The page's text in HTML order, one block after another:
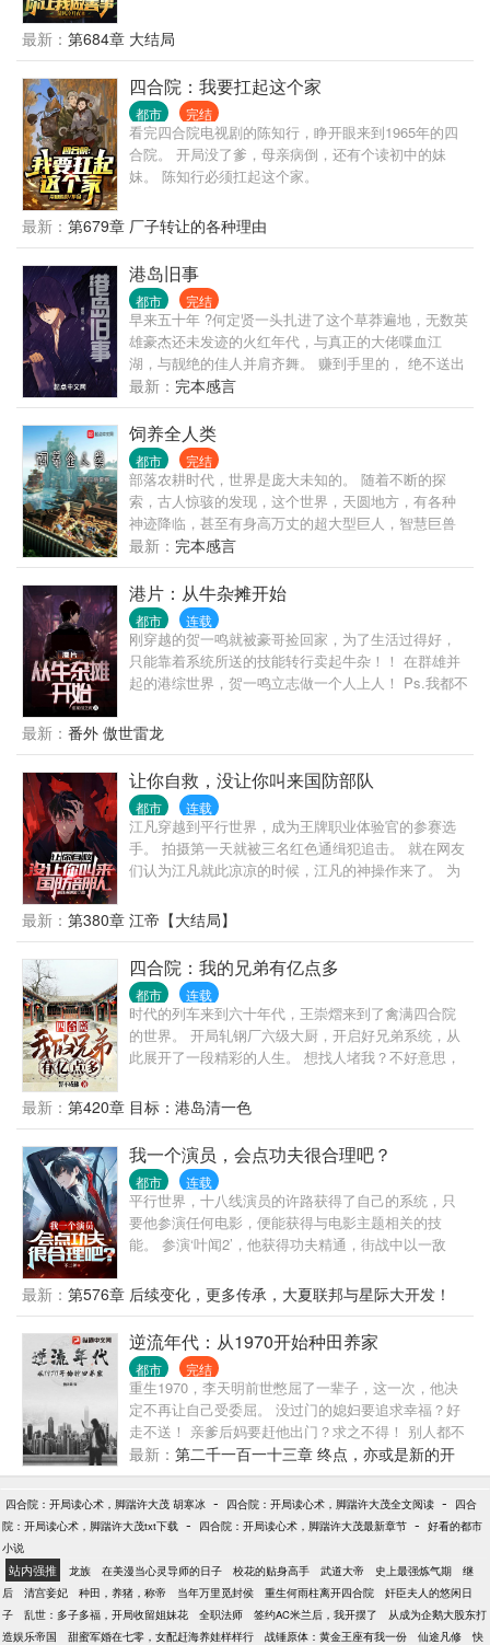
100点。” “恭喜你率领小弟做起了正当生意，奖励善功
500点。” “恭喜你资助福利院五百万，奖励善功5000
点。” ...... 在发现善功能够用来兑换各种东西后，沈栋
彻底爱上了做善事。 黄志诚：一千万善款？你确定捐
款人是洪兴的扛把子？ 李文彬：很难相信这个与孩子
们玩在一起的人是个江湖大佬。 陆启昌：沈栋有慈善
护体，我们动不了他。 ...... 我是洪兴扛把子沈栋，一
不留神，从一个古惑仔变成了港岛最有名的大富豪和
最新： 第684章 大结局
四合院：我要扛起这个家
都市 完结
看完四合院电视剧的陈知行，睁开眼来到1965年的四
合院。 开局没了爹，母亲病倒，还有个读初中的妹
妹。 陈知行必须扛起这个家。
最新： 第679章 厂子转让的各种理由
港岛旧事
都市 完结
早来五十年 ?何定贤一头扎进了这个草莽遍地，无数英
雄豪杰还未发迹的火红年代，与真正的大佬喋血江
湖，与靓绝的佳人并肩齐舞。 赚到手里的， 绝不送出
去！
最新： 完本感言
饲养全人类
都市 完结
部落农耕时代，世界是庞大未知的。 随着不断的探
索，古人惊骇的发现，这个世界，天圆地方，有各种
神迹降临，甚至有身高万丈的超大型巨人，智慧巨兽
的身影神秘出现，踩踏山川、破碎大地。 数百年后，
在这样险恶的环境下，人们与巨兽搏斗，终于建立徇
烂的苏美尔文明。 这一日，智慧巨人忽然彻底降临，
踩踏整片山村河流，亡国灭种。 天地崩坏，城池倒
塌， 神祗降临，降罪众生？ “不好意思，你们只是生
活在我家大院果园的蚂蚁，地面到处都是，不小心路
过的时候，把你们踩死了而已。” 自家院子里的沙盘种
田流，放牧沙盘里的人族与各个世界。 书友群：
最新： 完本感言
港片：从牛杂摊开始
都市 连载
刚穿越的贺一鸣就被豪哥捡回家，为了生活过得好，
只能靠着系统所送的技能转行卖起牛杂！！ 在群雄并
起的港综世界，贺一鸣立志做一个人上人！ Ps.我都不
最新： 番外 傲世雷龙
让你自救，没让你叫来国防部队
都市 连载
江凡穿越到平行世界，成为王牌职业体验官的参赛选
手。 拍摄第一天就被三名红色通缉犯追击。 就在网友
们认为江凡就此凉凉的时候，江凡的神操作来了。 为
如果我被绑架，为了引起部队关注我把国防光缆弄
断，算不算紧急避险？ 网友:好家伙，报警警察来需要
二十分钟，挖断国防电缆军队过来只需要两分钟，不
过最后劫匪都出来重新做人了，你还在里边蹲着！ 通
缉犯:喂，110吗，我实名举报有人破坏国防设备……
媒体:蒙面热心市民将破坏国防设施的敌特分子扭送公
安机关 …… 就在众人以为江凡的神操作到此结束时，
谁料这仅仅是一个新的开始。 博物馆当保安，遇见歹
政公司洗地毯，没想到洗出各种奇葩的东西，你把客
户全部送进去？ 汽车修理店当学徒，你改装拖拉机去
秋名山飙车，秒杀一众豪华跑车？ 众网友:本以为开局
是巅峰，没想到小丑竟是我自己
最新： 第380章 江帝【大结局】
四合院：我的兄弟有亿点多
都市 连载
时代的列车来到六十年代，王崇熠来到了禽满四合院
的世界。 开局轧钢厂六级大厨，开启好兄弟系统，从
此展开了一段精彩的人生。 想找人堵我？不好意思，
弟！ 想去街道办举报我？不好意思，街道办主任我兄
弟！ 王崇熠一杯小酒，一口美食，没事逗逗小娇妻。
但事情总是来在他。 既然如此，那就别怪我不客气！
在这个风起云涌的时代，王崇熠带着一众兄弟，笑看
风云起。 蓦然回首，王崇熠成为了搅弄风云的人！
最新： 第420章 目标：港岛清一色
我一个演员，会点功夫很合理吧？
都市 连载
平行世界，十八线演员的许路获得了自己的系统，只
要他参演任何电影，便能获得与电影主题相关的技
能。 参演‘叶闻2’，他获得功夫精通，街战中以一敌
许风表示：我一个演员，会点功夫很合理吧！ 粉丝：
都被请去警局喝茶了，你觉得合理吗？ 参演鉴宝片，
他获得文物鉴赏与造假工艺，在古玩一条街成功捡
漏，开局十万倍利润。 参演推理片，他获得破案精通
与犯罪精通，提出完美犯罪理论，让警方如临大敌。
参演盗墓片，他获得十六字风水秘术绝技，直言某地
有大墓，再度被请去局里喝茶。 …… 当仙侠剧组慕名
而来找到他的时候，所有粉丝全都绷不住了！
最新： 第576章 后续变化，更多传承，大夏联邦与星际大开发！
【大结局】
逆流年代：从1970开始种田养家
都市 完结
重生1970，李天明前世憋屈了一辈子，这一次，他决
定不再让自己受委屈。 没过门的媳妇要追求幸福？好
走不送！ 亲爹后妈要赶他出门？求之不得！ 别人都不
看好他，偏偏他最争气，不但自家小日子过得红红火
火，还带着全村人一起兴办集体企业，实现共同富
裕。 南有华西，北有大邱？ 不好意思，天下第一村的
名号归我了。
最新： 第二千一百一十三章 终点，亦或是新的开
始
四合院：开局读心术，脚踹许大茂 胡寒冰 - 四合院：开局读心术，脚踹许大茂全文阅读 -
四合
院：开局读心术，脚踹许大茂txt下载 - 四合院：开局读心术，脚踹许大茂最新章节 - 好看的都市
小说
站内强推 龙族 在美漫当心灵导师的日子 校花的贴身高手 武道大帝 史上最强炼气期
继
后
清宫妾妃 种田，养猪，称帝 当年万里觅封侯 重生何雨柱离开四合院
奸臣夫人的悠闲日
子
乱世：多子多福，开局收留姐妹花 全职法师 签约AC米兰后，我开摆了
从成为企鹅大股东打
造娱乐帝国
甜蜜军婚在七零，女配赶海养娃样样行 战锤原体：黄金王座有我一份 仙途凡修
快